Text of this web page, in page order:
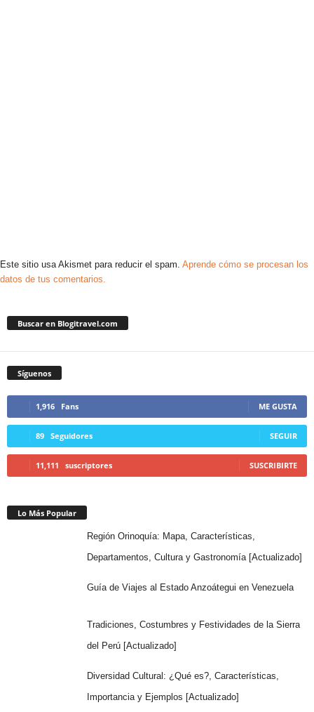
Este sitio usa Akismet para reducir el spam. Aprende cómo se procesan los
datos de tus comentarios.
Buscar en Blogitravel.com
Síguenos
1,916 Fans ME GUSTA
89 Seguidores SEGUIR
11,111 suscriptores SUSCRIBIRTE
Lo Más Popular
Región Orinoquía: Mapa, Características,
Departamentos, Cultura y Gastronomía [Actualizado]
Guía de Viajes al Estado Anzoátegui en Venezuela
Tradiciones, Costumbres y Festividades de la Sierra
del Perú [Actualizado]
Diversidad Cultural: ¿Qué es?, Características,
Importancia y Ejemplos [Actualizado]